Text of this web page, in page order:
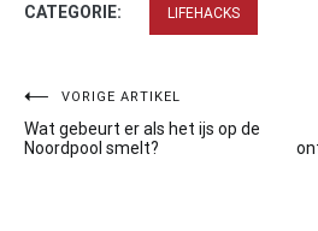
CATEGORIE: LIFEHACKS
Bericht
navigatie
VORIGE ARTIKEL
Wat gebeurt er als het ijs op de
Noordpool smelt?